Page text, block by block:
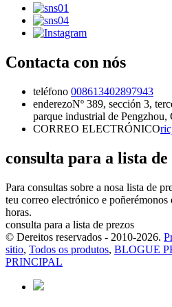
Contacta con nós
teléfono 008613402897943
enderezoNº 389, sección 3,
parque industrial de
CORREO ELECTRÓNICO
consulta para a lista de
Para consultas sobre a nosa lista de
teu correo electrónico e
horas.
consulta para a lista de prezos
© Dereitos reservados - 2010-2026.
sitio, Todos os produtos, BLOGUE
PRINCIPAL